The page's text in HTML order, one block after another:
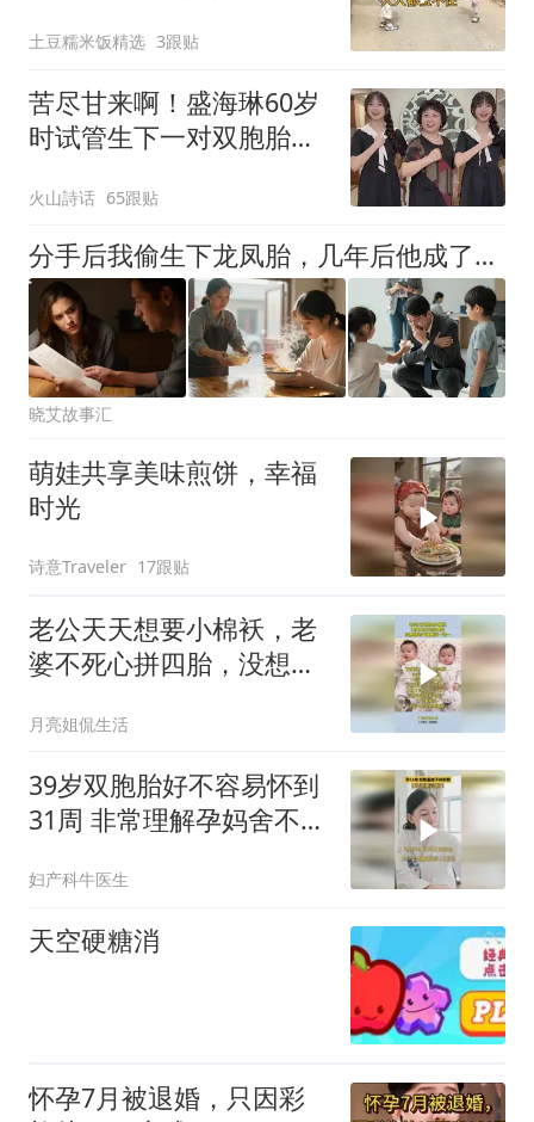
土豆糯米饭精选 3跟贴
苦尽甘来啊！盛海琳60岁
时试管生下一对双胞胎女
让人赞叹不已
火山詩话 65跟贴
分手后我偷生下龙凤胎，几年后他成了总裁，在采访中感慨没有继承人，我直接带着两个孩子站到他面前，他当场就愣在了原地
晓艾故事汇
萌娃共享美味煎饼，幸福
时光
诗意Traveler 17跟贴
老公天天想要小棉袄，老
婆不死心拼四胎，没想到
月亮姐侃生活
39岁双胞胎好不容易怀到
31周 非常理解孕妈舍不
了
妇产科牛医生
天空硬糖消
怀孕7月被退婚，只因彩